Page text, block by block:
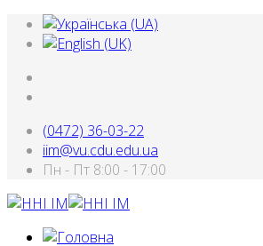
(0472) 36-03-22
iim@vu.cdu.edu.ua
Пн - Пт 8:00 - 17:00